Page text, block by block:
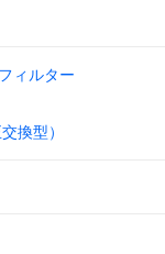
ィルター
換型）